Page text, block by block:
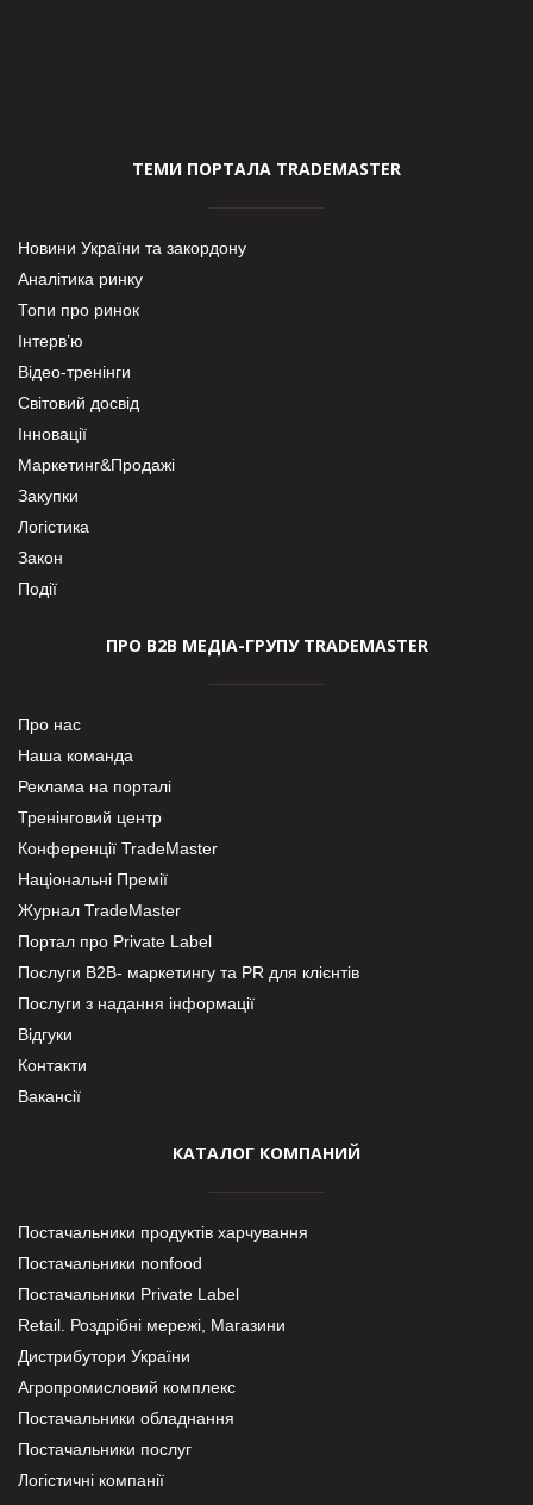
ТЕМИ ПОРТАЛА TRADEMASTER
Новини України та закордону
Аналітика ринку
Топи про ринок
Інтерв’ю
Відео-тренінги
Світовий досвід
Інновації
Маркетинг&Продажі
Закупки
Логістика
Закон
Події
ПРО В2В МЕДІА-ГРУПУ TRADEMASTER
Про нас
Наша команда
Реклама на порталі
Тренінговий центр
Конференції TradeMaster
Національні Премії
Журнал TradeMaster
Портал про Private Label
Послуги В2В- маркетингу та PR для клієнтів
Послуги з надання інформації
Відгуки
Контакти
Вакансії
КАТАЛОГ КОМПАНИЙ
Постачальники продуктів харчування
Постачальники nonfood
Постачальники Private Label
Retail. Роздрібні мережі, Магазини
Дистрибутори України
Агропромисловий комплекс
Постачальники обладнання
Постачальники послуг
Логістичні компанії